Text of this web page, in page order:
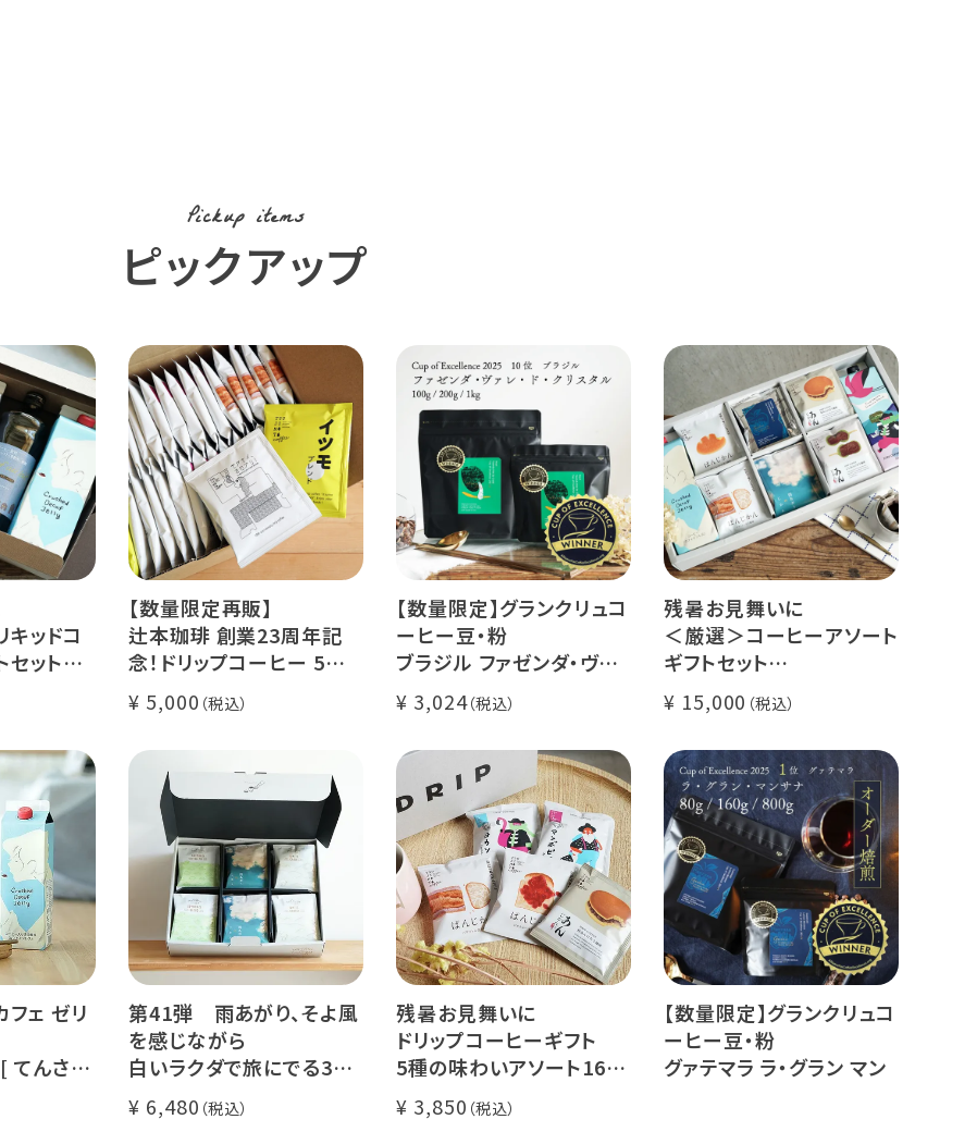
Pickup items
ピックアップ
キッドコ
ット
ェ ゼリ
ス【無
ーヒー 1
【数量限定再販】
辻本珈琲 創業23周年記
念！ドリップコーヒー 5種
50杯セット
アニバーサリーブレンド
（コスタリカ ルワンダ メキ
シコ）
イツモブレンド ヨウソロー
ぱんじかん
期間限定 送料無料
5,000
【数量限定】グランクリュコ
ーヒー豆・粉
ブラジル ファゼンダ・ヴァ
レ・ド・クリスタル（100g /
200g / 1kg）
品種：カトゥカイ・アス
精製方法：ナチュラル
焙煎度：浅煎り
COE Brazil Fazenda
Val
3,024
残暑お見舞いに
＜厳選＞コーヒーアソート
ギフトセット
リキッドコーヒー 2本 + ド
リップコーヒー 10種30杯
クラッシュドデカフェゼリ
ー カリビアントレジャーブ
レンド
グランクリュ スペシャルテ
ィ
15,000
フェ ゼリ
んさい
]
ヒー ノ
第41弾 雨あがり、そよ風
を感じながら
白いラクダで旅にでる36
杯ギフト
Qグレーダー厳選 スペシャ
6,480
残暑お見舞いに
ドリップコーヒーギフト
5種の味わいアソート16杯
セット
送料無料
3,850
【数量限定】グランクリュコ
ーヒー豆・粉
グァテマラ ラ・グラン マン